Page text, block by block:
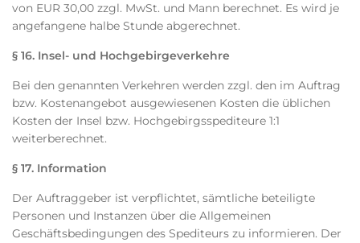
von EUR 30,00 zzgl. MwSt. und Mann berechnet. Es wird je
angefangene halbe Stunde abgerechnet.
§ 16. Insel- und Hochgebirgeverkehre
Bei den genannten Verkehren werden zzgl. den im Auftrag
bzw. Kostenangebot ausgewiesenen Kosten die üblichen
Kosten der Insel bzw. Hochgebirgsspediteure 1:1
weiterberechnet.
§ 17. Information
Der Auftraggeber ist verpflichtet, sämtliche beteiligte
Personen und Instanzen über die Allgemeinen
Geschäftsbedingungen des Spediteurs zu informieren. Der